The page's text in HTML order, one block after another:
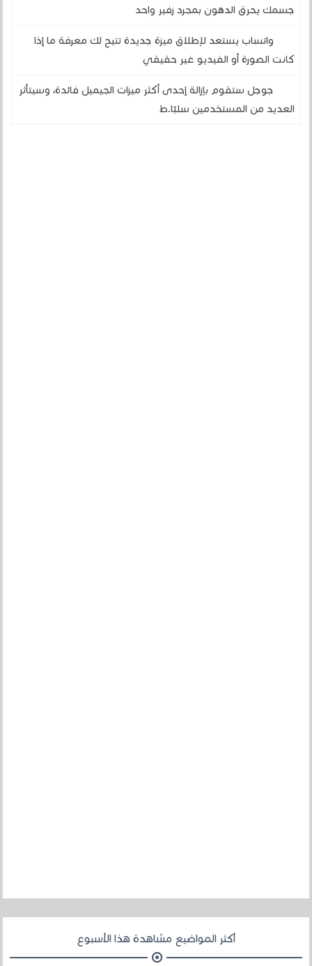
جسمك يحرق الدهون بمجرد زفير واحد
واتساب يستعد لإطلاق ميزة جديدة تتيح لك معرفة ما إذا
كانت الصورة أو الفيديو غير حقيقي
جوجل ستقوم بإزالة إحدى أكثر ميزات الجيميل فائدة، وسيتأثر
العديد من المستخدمين سلبًا.ط
أكثر المواضيع مشاهدة هذا الأسبوع